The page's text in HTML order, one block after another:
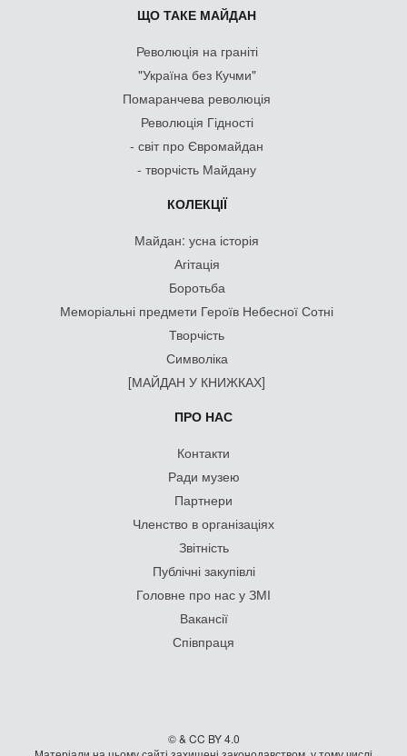
ЩО ТАКЕ МАЙДАН
Революція на граніті
"Україна без Кучми"
Помаранчева революція
Революція Гідності
- світ про Євромайдан
- творчість Майдану
КОЛЕКЦІЇ
Майдан: усна історія
Агітація
Боротьба
Меморіальні предмети Героїв Небесної Сотні
Творчість
Символіка
[МАЙДАН У КНИЖКАХ]
ПРО НАС
Контакти
Ради музею
Партнери
Членство в організаціях
Звітність
Публічні закупівлі
Головне про нас у ЗМІ
Вакансії
Співпраця
© & CC BY 4.0